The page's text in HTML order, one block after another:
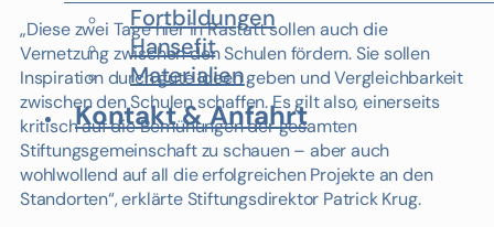
Fortbildungen
Hansefit
Materialien
Kontakt & Anfahrt
„Diese zwei Tage hier in Rastatt sollen auch die
Vernetzung zwischen den Schulen fördern. Sie sollen
Inspiration durch gute Ideen geben und Vergleichbarkeit
zwischen den Schulen schaffen. Es gilt also, einerseits
kritisch auf die Bemühungen der gesamten
Stiftungsgemeinschaft zu schauen – aber auch
wohlwollend auf all die erfolgreichen Projekte an den
Standorten“, erklärte Stiftungsdirektor Patrick Krug.